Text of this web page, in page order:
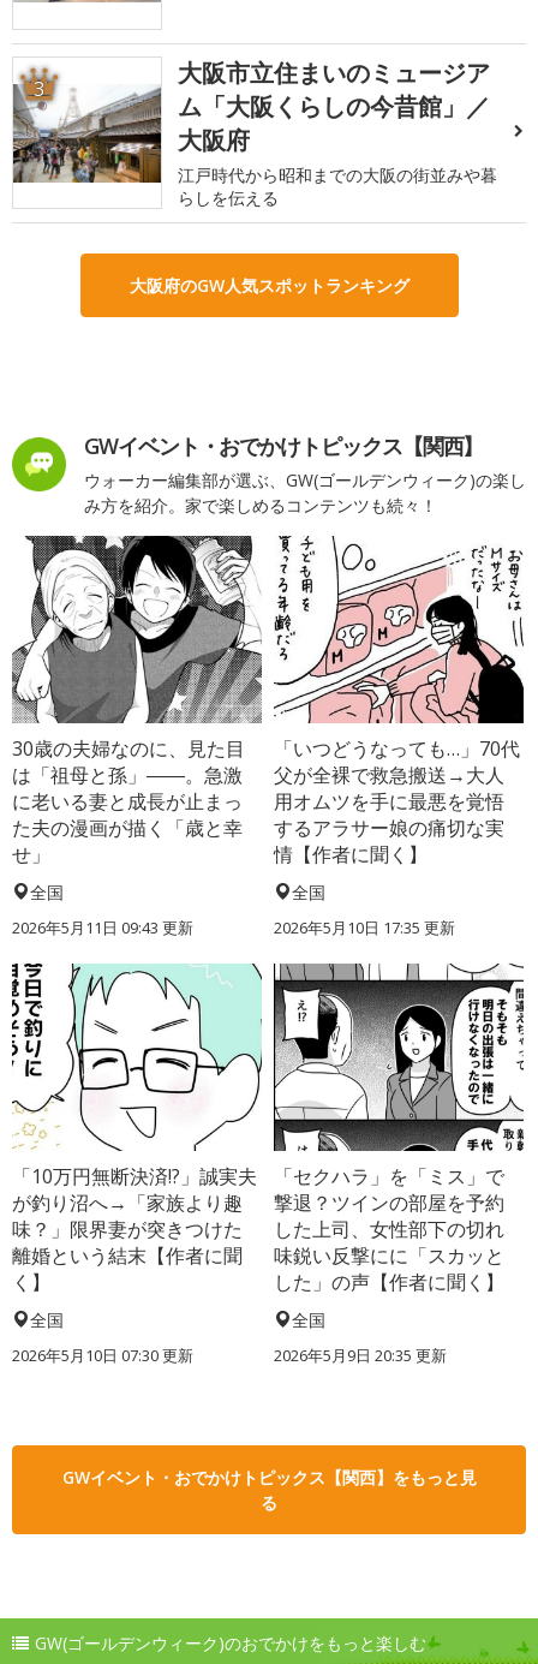
3
大阪市立住まいのミュージア
ム「大阪くらしの今昔館」／
大阪府
江戸時代から昭和までの大阪の街並みや暮
らしを伝える
大阪府のGW人気スポットランキング
GWイベント・おでかけトピックス【関西】
ウォーカー編集部が選ぶ、GW(ゴールデンウィーク)の楽し
み方を紹介。家で楽しめるコンテンツも続々！
30歳の夫婦なのに、見た目
は「祖母と孫」――。急激
に老いる妻と成長が止まっ
た夫の漫画が描く「歳と幸
せ」
全国
2026年5月11日 09:43 更新
「いつどうなっても…」70代
父が全裸で救急搬送→大人
用オムツを手に最悪を覚悟
するアラサー娘の痛切な実
情【作者に聞く】
全国
2026年5月10日 17:35 更新
「10万円無断決済!?」誠実夫
が釣り沼へ→「家族より趣
味？」限界妻が突きつけた
離婚という結末【作者に聞
く】
全国
2026年5月10日 07:30 更新
「セクハラ」を「ミス」で
撃退？ツインの部屋を予約
した上司、女性部下の切れ
味鋭い反撃にに「スカッと
した」の声【作者に聞く】
全国
2026年5月9日 20:35 更新
GWイベント・おでかけトピックス【関西】をもっと見
る
GW(ゴールデンウィーク)のおでかけをもっと楽しむ